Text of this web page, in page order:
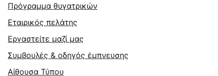
Πρόγραμμα θυγατρικών
Εταιρικός πελάτης
Εργαστείτε μαζί μας
Συμβουλές & οδηγός έμπνευσης
Αίθουσα Τύπου